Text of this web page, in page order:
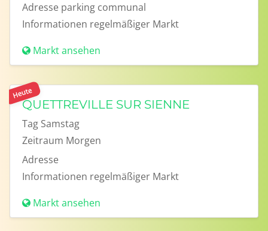
Adresse parking communal
Informationen regelmäßiger Markt
Markt ansehen
Heute
QUETTREVILLE SUR SIENNE
Tag Samstag
Zeitraum Morgen
Adresse
Informationen regelmäßiger Markt
Markt ansehen